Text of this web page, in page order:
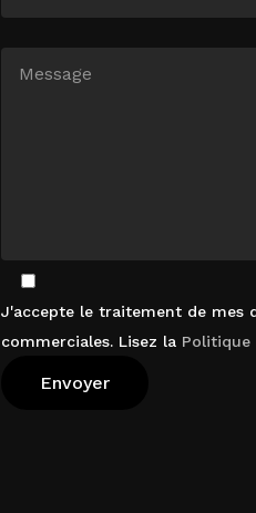
J'accepte le traitement de mes
commerciales. Lisez la